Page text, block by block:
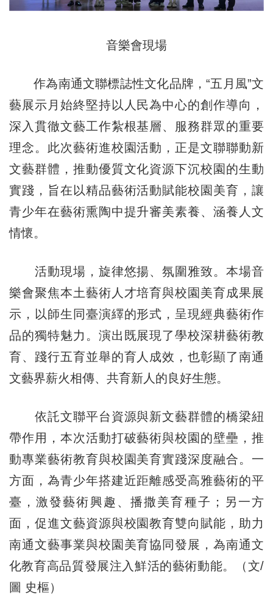
音樂會現場
作為南通文聯標誌性文化品牌，“五月風”文
藝展示月始終堅持以人民為中心的創作導向，
深入貫徹文藝工作紮根基層、服務群眾的重要
理念。此次藝術進校園活動，正是文聯聯動新
文藝群體，推動優質文化資源下沉校園的生動
實踐，旨在以精品藝術活動賦能校園美育，讓
青少年在藝術熏陶中提升審美素養、涵養人文
情懷。
活動現場，旋律悠揚、氛圍雅致。本場音
樂會聚焦本土藝術人才培育與校園美育成果展
示，以師生同臺演繹的形式，呈現經典藝術作
品的獨特魅力。演出既展現了學校深耕藝術教
育、踐行五育並舉的育人成效，也彰顯了南通
文藝界薪火相傳、共育新人的良好生態。
依託文聯平台資源與新文藝群體的橋梁紐
帶作用，本次活動打破藝術與校園的壁壘，推
動專業藝術教育與校園美育實踐深度融合。一
方面，為青少年搭建近距離感受高雅藝術的平
臺，激發藝術興趣、播撒美育種子；另一方
面，促進文藝資源與校園教育雙向賦能，助力
南通文藝事業與校園美育協同發展，為南通文
化教育高品質發展注入鮮活的藝術動能。（文/
圖 史樞）